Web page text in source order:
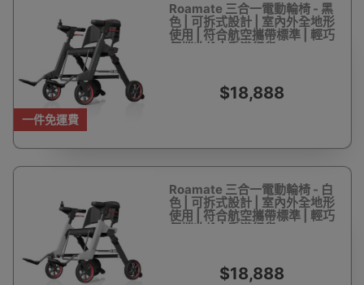
一件免運費
Roamate 三合一電動輪椅 - 黑
色 | 可拆式設計 | 室內外全地形
使用 | 符合航空攜帶標準 | 輕巧
便攜收納 | 香港行貨
$18,888
Roamate 三合一電動輪椅 - 白
色 | 可拆式設計 | 室內外全地形
使用 | 符合航空攜帶標準 | 輕巧
便攜收納 | 香港行貨
$18,888